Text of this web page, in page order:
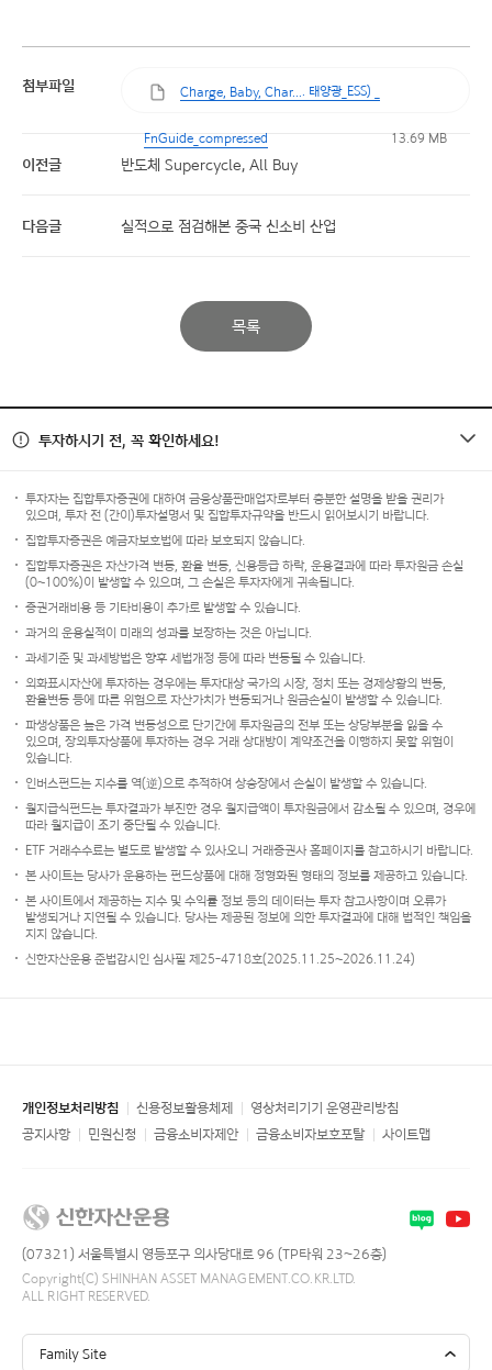
첨부파일 Charge, Baby, Char.... 태양광_ESS) _
FnGuide_compressed 13.69 MB
이전글 반도체 Supercycle, All Buy
다음글 실적으로 점검해본 중국 신소비 산업
목록
투자하시기 전, 꼭 확인하세요!
투자자는 집합투자증권에 대하여 금융상품판매업자로부터 충분한 설명을 받을 권리가
있으며, 투자 전 (간이)투자설명서 및 집합투자규약을 반드시 읽어보시기 바랍니다.
집합투자증권은 예금자보호법에 따라 보호되지 않습니다.
집합투자증권은 자산가격 변동, 환율 변동, 신용등급 하락, 운용결과에 따라 투자원금 손실
(0~100%)이 발생할 수 있으며, 그 손실은 투자자에게 귀속됩니다.
증권거래비용 등 기타비용이 추가로 발생할 수 있습니다.
과거의 운용실적이 미래의 성과를 보장하는 것은 아닙니다.
과세기준 및 과세방법은 향후 세법개정 등에 따라 변동될 수 있습니다.
외화표시자산에 투자하는 경우에는 투자대상 국가의 시장, 정치 또는 경제상황의 변동,
환율변동 등에 따른 위험으로 자산가치가 변동되거나 원금손실이 발생할 수 있습니다.
파생상품은 높은 가격 변동성으로 단기간에 투자원금의 전부 또는 상당부분을 잃을 수
있으며, 장외투자상품에 투자하는 경우 거래 상대방이 계약조건을 이행하지 못할 위험이
있습니다.
인버스펀드는 지수를 역(逆)으로 추적하여 상승장에서 손실이 발생할 수 있습니다.
월지급식펀드는 투자결과가 부진한 경우 월지급액이 투자원금에서 감소될 수 있으며, 경우에
따라 월지급이 조기 중단될 수 있습니다.
ETF 거래수수료는 별도로 발생할 수 있사오니 거래증권사 홈페이지를 참고하시기 바랍니다.
본 사이트는 당사가 운용하는 펀드상품에 대해 정형화된 형태의 정보를 제공하고 있습니다.
본 사이트에서 제공하는 지수 및 수익률 정보 등의 데이터는 투자 참고사항이며 오류가
발생되거나 지연될 수 있습니다. 당사는 제공된 정보에 의한 투자결과에 대해 법적인 책임을
지지 않습니다.
신한자산운용 준법감시인 심사필 제25-4718호(2025.11.25~2026.11.24)
개인정보처리방침 신용정보활용체제
영상처리기기 운영관리방침
공지사항
민원신청 금융소비자제안 금융소비자보호포탈 사이트맵
(07321) 서울특별시 영등포구 의사당대로 96 (TP타워 23~26층)
Copyright(C) SHINHAN ASSET MANAGEMENT.CO.KR.LTD.
ALL RIGHT RESERVED.
Family Site